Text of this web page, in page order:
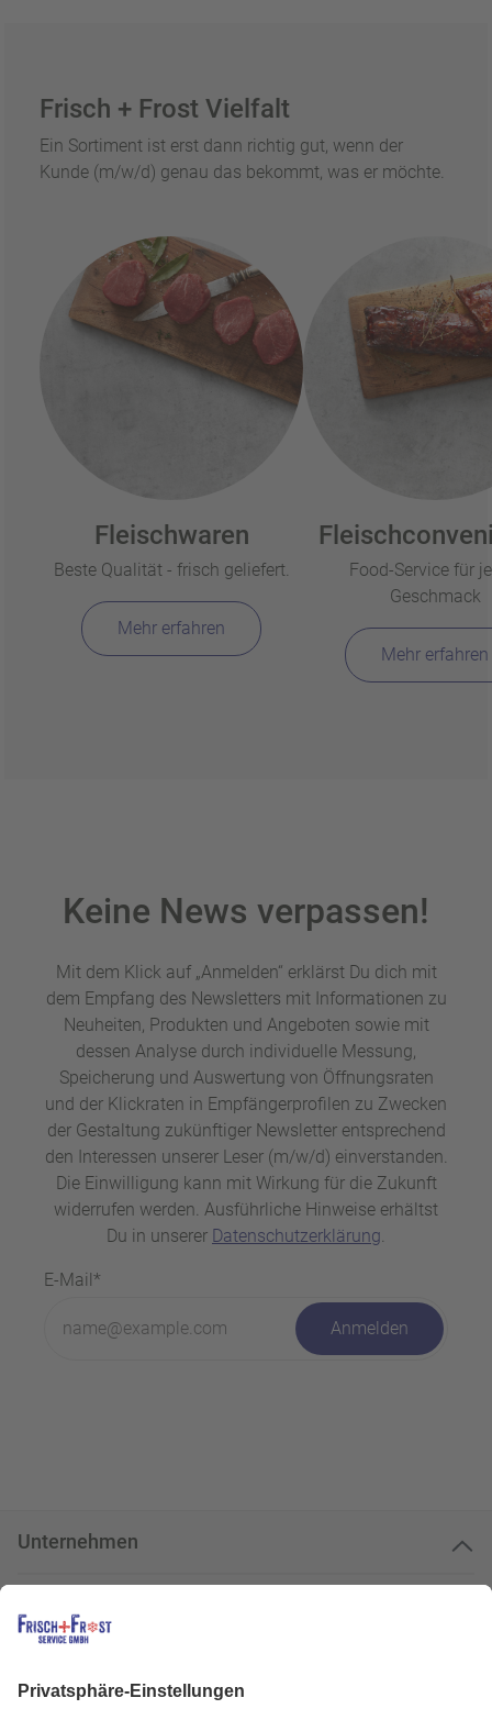
Frisch + Frost Vielfalt
Ein Sortiment ist erst dann richtig gut, wenn der
Kunde (m/w/d) genau das bekommt, was er möchte.
Fleischwaren
Beste Qualität - frisch geliefert.
Mehr erfahren
Food-Service für
Geschmack
Mehr erfahren
Keine News verpassen!
Mit dem Klick auf „Anmelden“ erklärst Du dich mit
dem Empfang des Newsletters mit Informationen zu
Neuheiten, Produkten und Angeboten sowie mit
dessen Analyse durch individuelle Messung,
Speicherung und Auswertung von Öffnungsraten
und der Klickraten in Empfängerprofilen zu Zwecken
der Gestaltung zukünftiger Newsletter entsprechend
den Interessen unserer Leser (m/w/d) einverstanden.
Die Einwilligung kann mit Wirkung für die Zukunft
widerrufen werden. Ausführliche Hinweise erhältst
Du in unserer Datenschutzerklärung.
E-Mail*
Anmelden
Unternehmen